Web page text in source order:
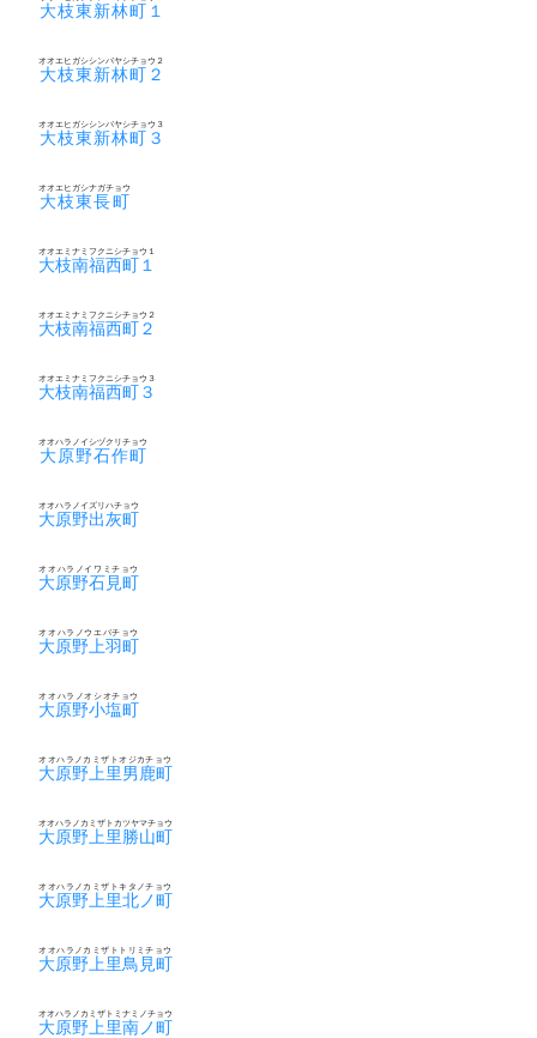
大枝東新林町１
大枝東新林町２
オオエヒガシシンバヤシチョウ２
大枝東新林町３
オオエヒガシシンバヤシチョウ３
大枝東長町
オオエヒガシナガチョウ
大枝南福西町１
オオエミナミフクニシチョウ１
大枝南福西町２
オオエミナミフクニシチョウ２
大枝南福西町３
オオエミナミフクニシチョウ３
大原野石作町
オオハラノイシヅクリチョウ
大原野出灰町
オオハラノイズリハチョウ
大原野石見町
オオハラノイワミチョウ
大原野上羽町
オオハラノウエバチョウ
大原野小塩町
オオハラノオシオチョウ
大原野上里男鹿町
オオハラノカミザトオジカチョウ
大原野上里勝山町
オオハラノカミザトカツヤマチョウ
大原野上里北ノ町
オオハラノカミザトキタノチョウ
大原野上里鳥見町
オオハラノカミザトトリミチョウ
大原野上里南ノ町
オオハラノカミザトミナミノチョウ